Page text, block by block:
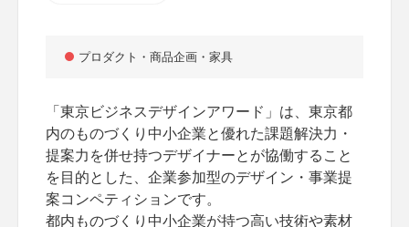
プロダクト・商品企画・家具
「東京ビジネスデザインアワード」は、東京都
内のものづくり中小企業と優れた課題解決力・
提案力を併せ持つデザイナーとが協働すること
を目的とした、企業参加型のデザイン・事業提
案コンペティションです。
都内ものづくり中小企業が持つ高い技術や素材